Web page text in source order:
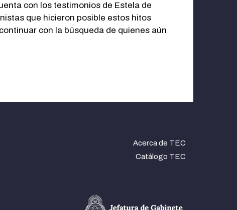
con los testimonios de Estela de
que hicieron posible estos hitos
con la búsqueda de quienes aún
Acerca de TEC
Catálogo TEC